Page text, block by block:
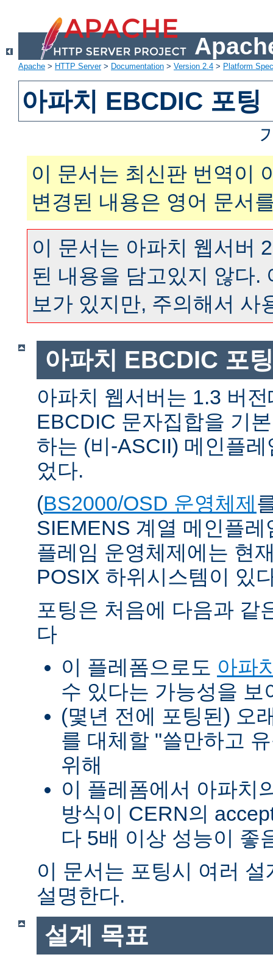
Apache > HTTP Server> Documentation > Version 2.4 > Platform
아파치 EBCDIC 포팅
이 문서는 최신판 번역이
변경된 내용은 영어 문서
이 문서는 아파치 웹서버
된 내용을 담고있지 않다.
보가 있지만, 주의해서 사
아파치 EBCDIC 포
아파치 웹서버는 1.3 버
EBCDIC 문자집합을 기
하는 (비-ASCII) 메인플
었다.
(BS2000/OSD 운영체제
SIEMENS 계열 메인플
플레임 운영체제에는 현
POSIX 하위시스템이 있
포팅은 처음에 다음과 같
다
이 플레폼으로도 아파
수 있다는 가능성을 보
(몇년 전에 포팅된) 오
를 대체할 "쓸만하고
위해
이 플레폼에서 아파치
방식이 CERN의
다 5배 이상 성능이 좋
이 문서는 포팅시 여러
설명한다.
설계 목표